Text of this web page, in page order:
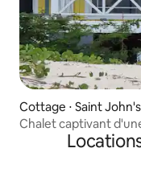
Cottage ⋅ Saint John's
Chalet captivant